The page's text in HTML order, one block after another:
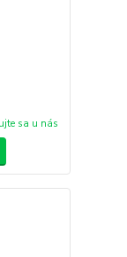
sa u nás